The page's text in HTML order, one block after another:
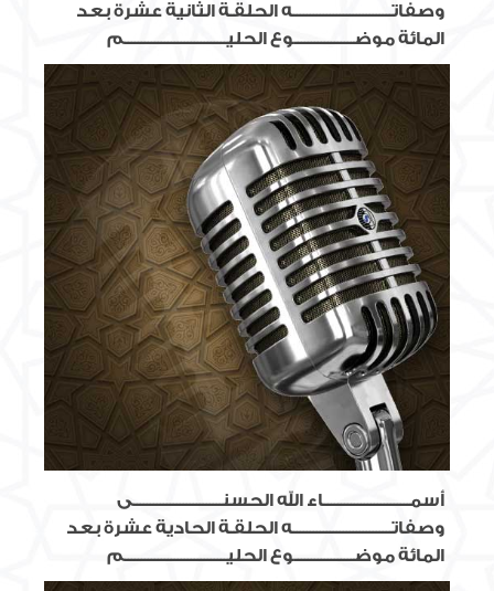
وصفاتــــــــــــــــــــــــــــــه الحلقـة الثانية عشرة بعد
المائة موضــــــــــــــــــوع الحليـــــــــــــــــــــــــــــــم
أسمــــــــــــــــــــــــــاء الله الحسنـــــــــــــــــــــــــــى
وصفاتــــــــــــــــــــــــــــــه الحلقـة الحادية عشرة بعد
المائة موضــــــــــــــــــوع الحليـــــــــــــــــــــــــــــــم